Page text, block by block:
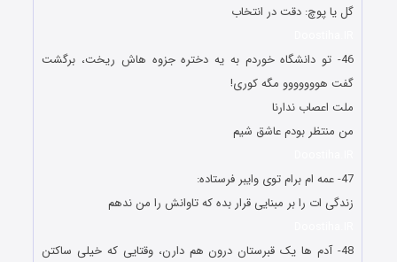
گل یا پوچ: دقت در انتخاب
46- تو دانشگاه خوردم به یه دختره جزوه هاش ریخت، برگشت
گفت هووووووو مگه کوری!
ملت اعصاب ندارنا
من منتظر بودم عاشق شیم
47- عمه ام برام توی وایبر فرستاده:
زندگی ات را بر مبنایی قرار بده که تاوانش را من ندهم
48- آدم ها یک قبرستان درون هم دارن، وقتایی که خیلی ساکتن